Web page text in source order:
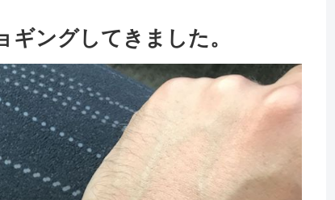
ングしてきました。